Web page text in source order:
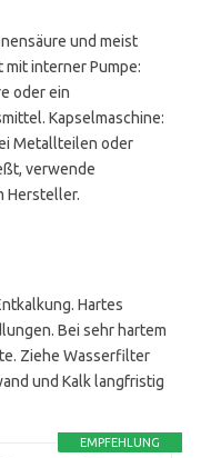
und meist
mit interner Pumpe:
oder ein
Kapselmaschine:
Metallteilen oder
verwende
Hersteller.
Hartes
Bei sehr hartem
Ziehe Wasserfilter
und Kalk langfristig
EMPFEHLUNG